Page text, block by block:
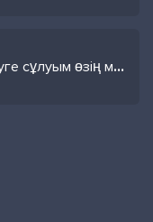
өзің менен